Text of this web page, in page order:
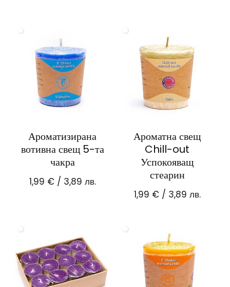
Ароматизирана
вотивна свещ 5-та
чакра
1,99 €/ 3,89 лв.
Ароматна свещ
Chill-out
Успокояващ
стеарин
1,99 €/ 3,89 лв.